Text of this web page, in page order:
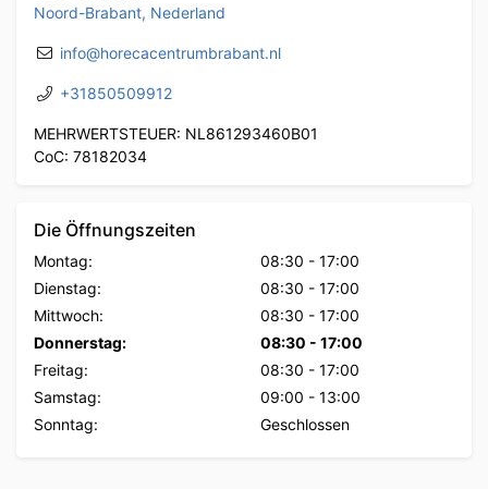
Noord-Brabant, Nederland
info@horecacentrumbrabant.nl
+31850509912
MEHRWERTSTEUER: NL861293460B01
CoC: 78182034
Die Öffnungszeiten
Montag: 08:30 - 17:00
Dienstag:
08:30 - 17:00
Mittwoch:
08:30 - 17:00
Donnerstag:
08:30 - 17:00
Freitag:
08:30 - 17:00
Samstag:
09:00 - 13:00
Sonntag:
Geschlossen